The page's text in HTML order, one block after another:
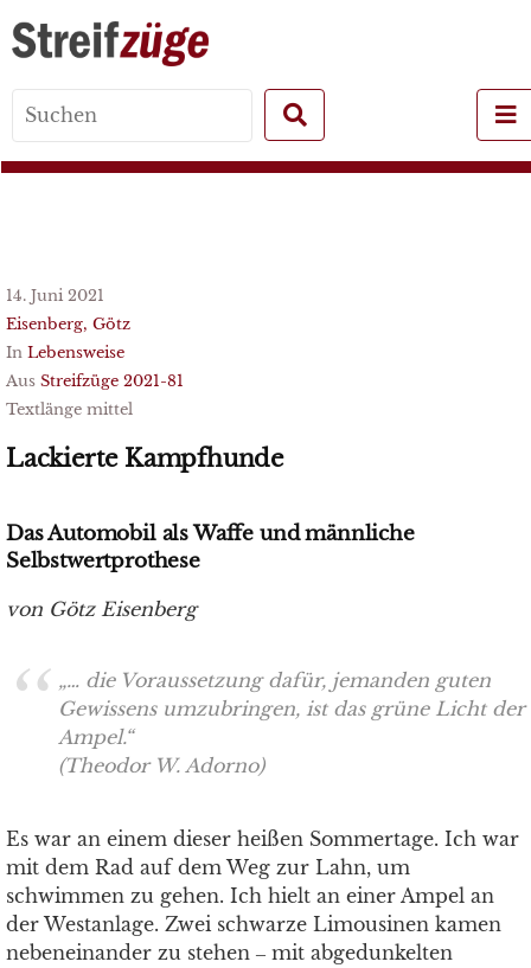
for:
14. Juni 2021
Eisenberg, Götz
In Lebensweise
Aus Streifzüge 2021-81
Textlänge mittel
Lackierte Kampfhunde
Das Automobil als Waffe und männliche
Selbstwertprothese
von Götz Eisenberg
„… die Voraussetzung dafür, jemanden guten
Gewissens umzubringen, ist das grüne Licht der
Ampel.“
(Theodor W. Adorno)
Es war an einem dieser heißen Sommertage. Ich war
mit dem Rad auf dem Weg zur Lahn, um
schwimmen zu gehen. Ich hielt an einer Ampel an
der Westanlage. Zwei schwarze Limousinen kamen
nebeneinander zu stehen ‒ mit abgedunkelten